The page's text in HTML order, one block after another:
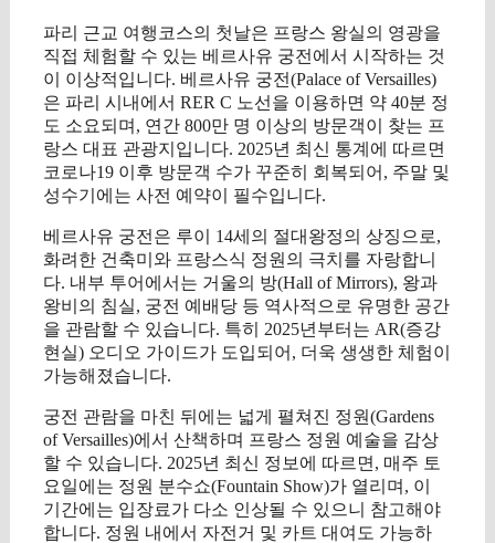
파리 근교 여행코스의 첫날은 프랑스 왕실의 영광을
직접 체험할 수 있는 베르사유 궁전에서 시작하는 것
이 이상적입니다. 베르사유 궁전(Palace of Versailles)
은 파리 시내에서 RER C 노선을 이용하면 약 40분 정
도 소요되며, 연간 800만 명 이상의 방문객이 찾는 프
랑스 대표 관광지입니다. 2025년 최신 통계에 따르면
코로나19 이후 방문객 수가 꾸준히 회복되어, 주말 및
성수기에는 사전 예약이 필수입니다.
베르사유 궁전은 루이 14세의 절대왕정의 상징으로,
화려한 건축미와 프랑스식 정원의 극치를 자랑합니
다. 내부 투어에서는 거울의 방(Hall of Mirrors), 왕과
왕비의 침실, 궁전 예배당 등 역사적으로 유명한 공간
을 관람할 수 있습니다. 특히 2025년부터는 AR(증강
현실) 오디오 가이드가 도입되어, 더욱 생생한 체험이
가능해졌습니다.
궁전 관람을 마친 뒤에는 넓게 펼쳐진 정원(Gardens
of Versailles)에서 산책하며 프랑스 정원 예술을 감상
할 수 있습니다. 2025년 최신 정보에 따르면, 매주 토
요일에는 정원 분수쇼(Fountain Show)가 열리며, 이
기간에는 입장료가 다소 인상될 수 있으니 참고해야
합니다. 정원 내에서 자전거 및 카트 대여도 가능하